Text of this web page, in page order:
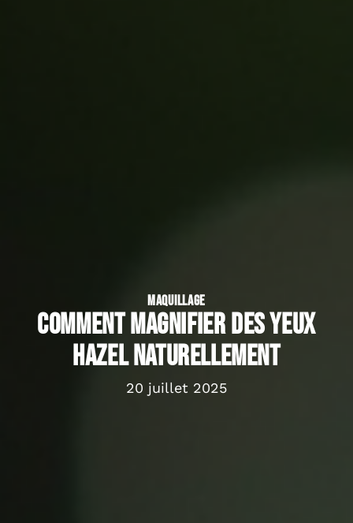
MAQUILLAGE
Comment magnifier des yeux
hazel naturellement
20 juillet 2025